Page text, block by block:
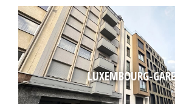
LUXEMBOURG-GARE